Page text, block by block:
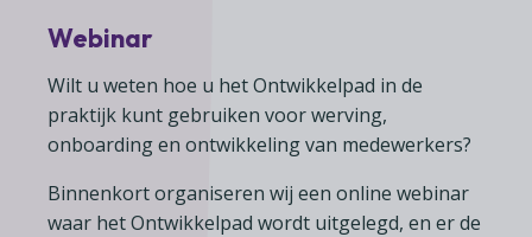
Webinar
Wilt u weten hoe u het Ontwikkelpad in de
praktijk kunt gebruiken voor werving,
onboarding en ontwikkeling van medewerkers?
Binnenkort organiseren wij een online webinar
waar het Ontwikkelpad wordt uitgelegd, en er de